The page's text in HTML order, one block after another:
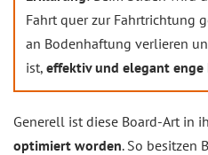
Fahrt quer zur Fahrtrichtung
an Bodenhaftung verlieren
ist, effektiv und elegant
Generell ist diese Board-Art in
optimiert worden. So besitzen